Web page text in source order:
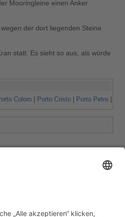
Mooringleine einen Anker
der dort liegenden Steine
statt. Es sieht so aus, als würde
Colom Porto Cristo Porto Petro